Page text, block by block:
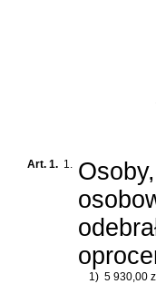
Art. 1. 1.
1) 5 930,00